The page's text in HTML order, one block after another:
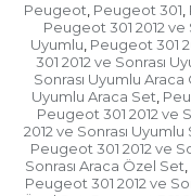
Peugeot, Peugeot 301,
Peugeot 301 2012 ve
Uyumlu, Peugeot 301
301 2012 ve Sonrası
Sonrası Uyumlu
Uyumlu Araca Set,
Peugeot 301 2012 ve
2012 ve Sonrası Uyumlu
Peugeot 301 2012 ve
Sonrası Araca Özel Set,
Peugeot 301 2012 ve